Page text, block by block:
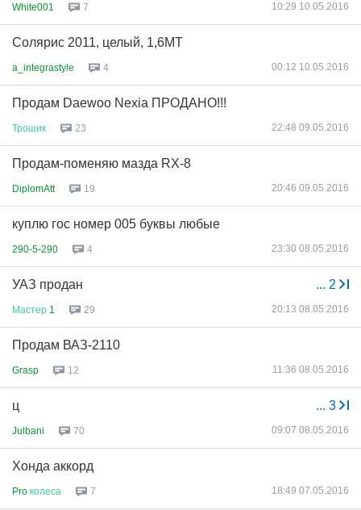
White001 7 10:29 10.05.2016
Солярис 2011, целый, 1,6МТ
a_integrastyle 4 00:12 10.05.2016
Продам Daewoo Nexia ПРОДАНО!!!
Трошик 23 22:48 09.05.2016
Продам-поменяю мазда RX-8
DiplomAtt 19 20:46 09.05.2016
куплю гос номер 005 буквы любые
290-5-290 4 23:30 08.05.2016
... 2
УАЗ продан
Мастер 1 29 20:13 08.05.2016
Продам ВАЗ-2110
Grasp 12 11:36 08.05.2016
... 3
ц
Julbani 70 09:07 08.05.2016
Хонда аккорд
Pro колеса 7 18:49 07.05.2016